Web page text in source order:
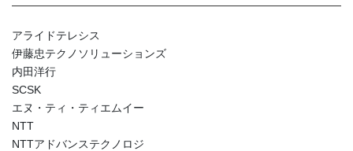
アライドテレシス
伊藤忠テクノソリューションズ
内田洋行
SCSK
エヌ・ティ・ティエムイー
NTT
NTTアドバンステクノロジ